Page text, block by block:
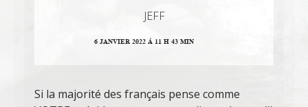
JEFF
6 JANVIER 2022 Á 11 H 43 MIN
Si la majorité des français pense comme